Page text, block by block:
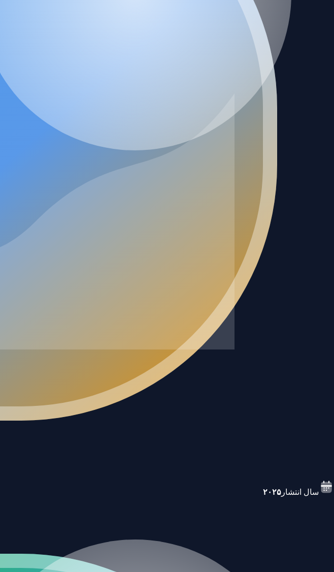
سال انتشار ۲۰۲۵